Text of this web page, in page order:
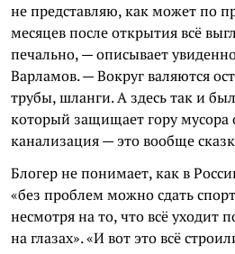
не представляю, как может по
месяцев после открытия всё
печально, — описывает
Варламов. — Вокруг валяются
трубы, шланги. А здесь так и
который защищает гору мусора
канализация — это вообще
Блогер не понимает, как в
«без проблем можно сдать
несмотря на то, что всё уходит
на глазах». «И вот это всё